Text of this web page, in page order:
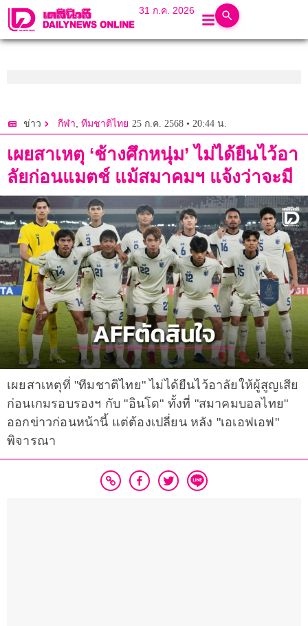
31 ก.ค. 2026
ข่าว กีฬา, ทีมชาติไทย 25 ก.ค. 2568 • 20:44 น.
เผยสาเหตุ ‘ช้างศึกหนุ่ม’ ไม่ได้ยืนไว้อา
ลัยก่อนแมตช์ แม้สมาคมฯ แจ้งว่าจะมี
เผยสาเหตุที่ "ทีมชาติไทย" ไม่ได้ยืนไว้อาลัยให้ผู้สูญเสีย
ก่อนเกมรอบรองฯ กับ "อินโด" ทั้งที่ "สมาคมบอลไทย"
ออกข่าวก่อนหน้านี้ แต่ต้องเปลี่ยน หลัง "เอเอฟเอฟ"
พิจารณา